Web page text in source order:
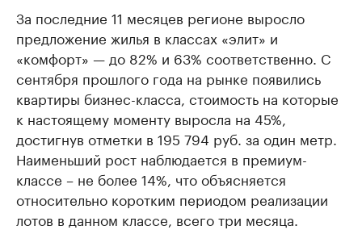
За последние 11 месяцев регионе выросло
предложение жилья в классах «элит» и
«комфорт» — до 82% и 63% соответственно. С
сентября прошлого года на рынке появились
квартиры бизнес-класса, стоимость на которые
к настоящему моменту выросла на 45%,
достигнув отметки в 195 794 руб. за один метр.
Наименьший рост наблюдается в премиум-
классе – не более 14%, что объясняется
относительно коротким периодом реализации
лотов в данном классе, всего три месяца.